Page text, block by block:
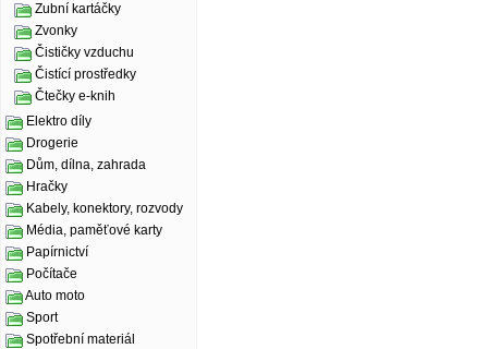
Zubní kartáčky
Zvonky
Čističky vzduchu
Čistící prostředky
Čtečky e-knih
Elektro díly
Drogerie
Dům, dílna, zahrada
Hračky
Kabely, konektory, rozvody
Média, paměťové karty
Papírnictví
Počítače
Auto moto
Sport
Spotřební materiál